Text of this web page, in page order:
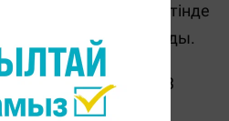
қызметінде
баяндама жасады.
үй кезегінен 3
Қызметтік